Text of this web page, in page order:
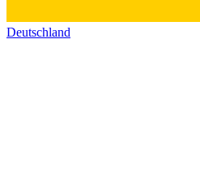
Deutschland